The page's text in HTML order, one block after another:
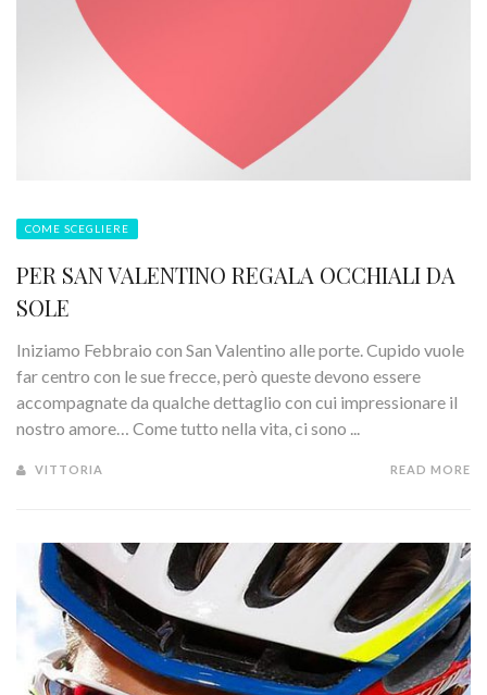
COME SCEGLIERE
PER SAN VALENTINO REGALA OCCHIALI DA
SOLE
Iniziamo Febbraio con San Valentino alle porte. Cupido vuole
far centro con le sue frecce, però queste devono essere
accompagnate da qualche dettaglio con cui impressionare il
nostro amore… Come tutto nella vita, ci sono ...
VITTORIA READ MORE